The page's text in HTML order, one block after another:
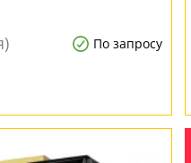
По запросу